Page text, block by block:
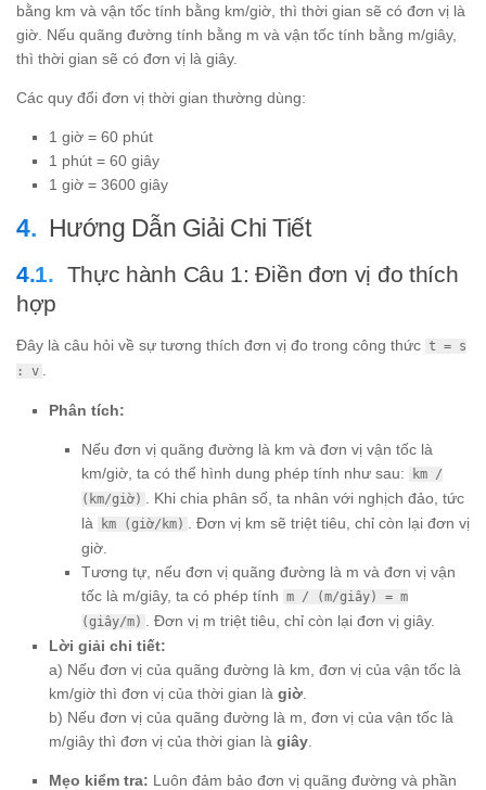
bằng km và vận tốc tính bằng km/giờ, thì thời gian sẽ có đơn vị là
giờ. Nếu quãng đường tính bằng m và vận tốc tính bằng m/giây,
thì thời gian sẽ có đơn vị là giây.
Các quy đổi đơn vị thời gian thường dùng:
1 giờ = 60 phút
1 phút = 60 giây
1 giờ = 3600 giây
Hướng Dẫn Giải Chi Tiết
Thực hành Câu 1: Điền đơn vị đo thích
hợp
Đây là câu hỏi về sự tương thích đơn vị đo trong công thức t = s
: v
Phân tích:
Nếu đơn vị quãng đường là km và đơn vị vận tốc là
km/giờ, ta có thể hình dung phép tính như sau:
km /
(km/giờ)
. Khi chia phân số, ta nhân với nghịch đảo, tức
là
km (giờ/km)
. Đơn vị km sẽ triệt tiêu, chỉ còn lại đơn vị
giờ.
Tương tự, nếu đơn vị quãng đường là m và đơn vị vận
tốc là m/giây, ta có phép tính m / (m/giây) = m
(giây/m)
. Đơn vị m triệt tiêu, chỉ còn lại đơn vị giây.
Lời giải chi tiết:
a) Nếu đơn vị của quãng đường là km, đơn vị của vận tốc là
km/giờ thì đơn vị của thời gian là giờ
b) Nếu đơn vị của quãng đường là m, đơn vị của vận tốc là
m/giây thì đơn vị của thời gian là giây
Mẹo kiểm tra: Luôn đảm bảo đơn vị quãng đường và phần